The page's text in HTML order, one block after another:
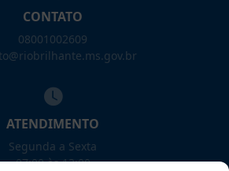
CONTATO
08001002609
ATENDIMENTO
Segunda a Sexta
07:00 às 13:00